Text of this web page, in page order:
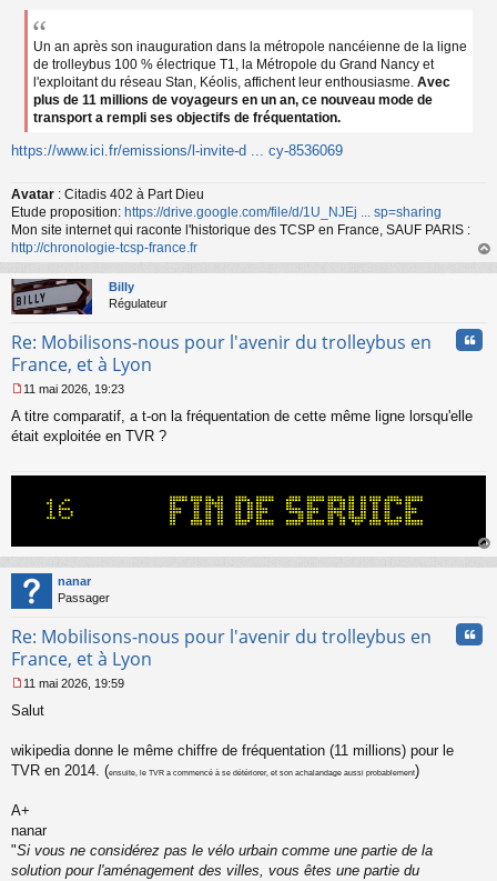
s
u
Un an après son inauguration dans la métropole nancéienne de la ligne
de trolleybus 100 % électrique T1, la Métropole du Grand Nancy et
l'exploitant du réseau Stan, Kéolis, affichent leur enthousiasme. Avec
plus de 11 millions de voyageurs en un an, ce nouveau mode de
transport a rempli ses objectifs de fréquentation.
https://www.ici.fr/emissions/l-invite-d ... cy-8536069
Avatar : Citadis 402 à Part Dieu
Etude proposition: https://drive.google.com/file/d/1U_NJEj ... sp=sharing
Mon site internet qui raconte l'historique des TCSP en France, SAUF PARIS :
http://chronologie-tcsp-france.fr
au
Billy
Régulateur
Re: Mobilisons-nous pour l'avenir du trolleybus en
France, et à Lyon
e
s
n
l
u
11 mai 2026, 19:23
A titre comparatif, a t-on la fréquentation de cette même ligne lorsqu'elle
était exploitée en TVR ?
au
nanar
Passager
Re: Mobilisons-nous pour l'avenir du trolleybus en
France, et à Lyon
e
s
a
g
n
o
n
11 mai 2026, 19:59
Salut
wikipedia donne le même chiffre de fréquentation (11 millions) pour le
TVR en 2014. (ensuite, le TVR a commencé à se détériorer, et son achalandage aussi probablement)
A+
nanar
"Si vous ne considérez pas le vélo urbain comme une partie de la
solution pour l'aménagement des villes, vous êtes une partie du